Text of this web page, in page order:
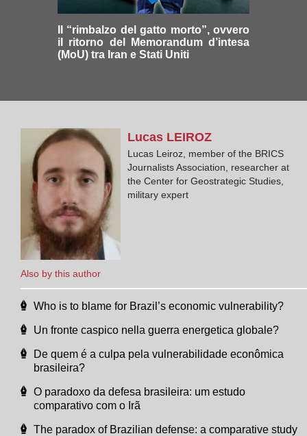
Il “rimbalzo del gatto morto”, ovvero
il ritorno del Memorandum d’intesa
(MoU) tra Iran e Stati Uniti
Also by this author
Lucas LEIROZ
Lucas Leiroz, member of the BRICS
Journalists Association, researcher at
the Center for Geostrategic Studies,
military expert
Who is to blame for Brazil’s economic vulnerability?
Un fronte caspico nella guerra energetica globale?
De quem é a culpa pela vulnerabilidade econômica
brasileira?
O paradoxo da defesa brasileira: um estudo
comparativo com o Irã
The paradox of Brazilian defense: a comparative study